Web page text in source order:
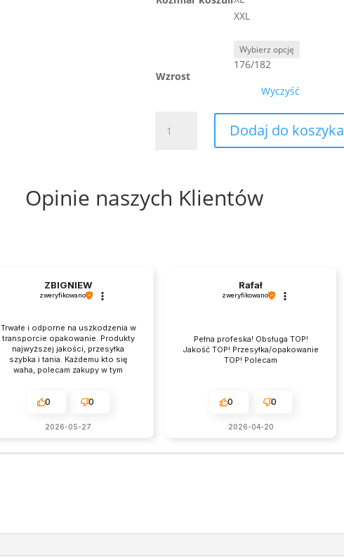
XXL
Wzrost
176/182
Wyczyść
Koszula
Slim
Dodaj do koszyka
Opinie naszych Klientów
ZBIGNIEW
zweryfikowano
Trwałe i odporne na uszkodzenia w
transporcie opakowanie. Produkty
najwyższej jakości, przesyłka
szybka i tania. Każdemu kto się
waha, polecam zakupy w tym
0 0
2026-05-27
Rafał
zweryfikowano
Pełna profeska! Obsługa TOP!
Jakość TOP! Przesyłka/opakowanie
TOP! Polecam
0 0
2026-04-20